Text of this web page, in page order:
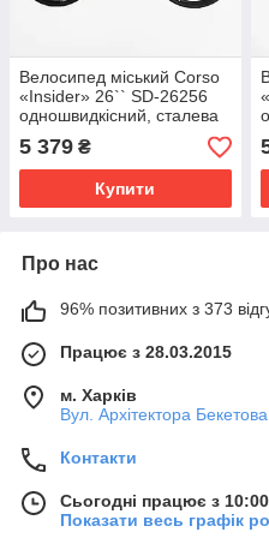
Велосипед міський Corso
«Insider» 26`` SD-26256
одношвидкісний, сталева
рама 16.5``, багажник
5 379 ₴
Купити
Про нас
96% позитивних з 373
Працює з 28.03.2015
м. Харків
Вул. Архітектора
Контакти
Сьогодні працює з
Показати весь графік